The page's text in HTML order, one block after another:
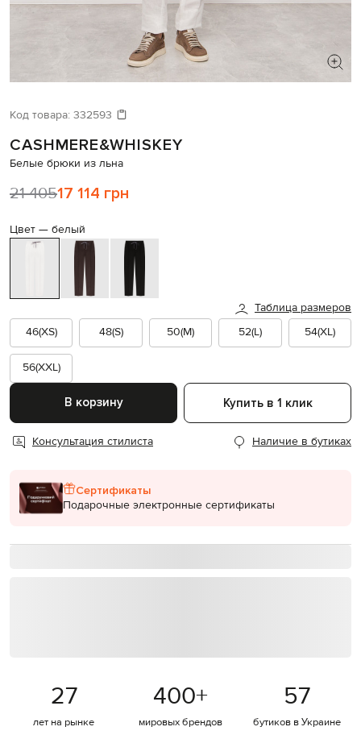
Давайте подберем что-то еще
Похожие товары
Код товара: 332593
CASHMERE&WHISKEY
Белые брюки из льна
21 40517 114 грн
Цвет — белый
Таблица размеров
46(XS)
48(S) 50(M) 52(L) 54(XL)
56(XXL)
В корзину Купить в 1 клик
Консультация стилиста Наличие в бутиках
Сертификаты
Подарочные электронные сертификаты
27
лет на рынке
400+
мировых брендов
57
бутиков в Украине